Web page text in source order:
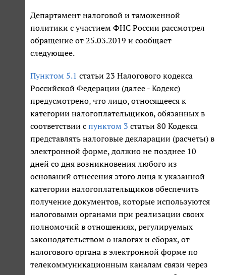
Департамент налоговой и таможенной
политики с участием ФНС России рассмотрел
обращение от 25.03.2019 и сообщает
следующее.
Пунктом 5.1 статьи 23 Налогового кодекса
Российской Федерации (далее - Кодекс)
предусмотрено, что лицо, относящееся к
категории налогоплательщиков, обязанных в
соответствии с пунктом 3 статьи 80 Кодекса
представлять налоговые декларации (расчеты) в
электронной форме, должно не позднее 10
дней со дня возникновения любого из
оснований отнесения этого лица к указанной
категории налогоплательщиков обеспечить
получение документов, которые используются
налоговыми органами при реализации своих
полномочий в отношениях, регулируемых
законодательством о налогах и сборах, от
налогового органа в электронной форме по
телекоммуникационным каналам связи через